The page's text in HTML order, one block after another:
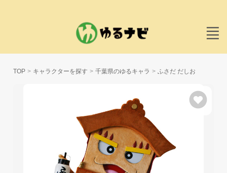
TOP キャラクターを探す 千葉県のゆるキャラ ふさだ だしお